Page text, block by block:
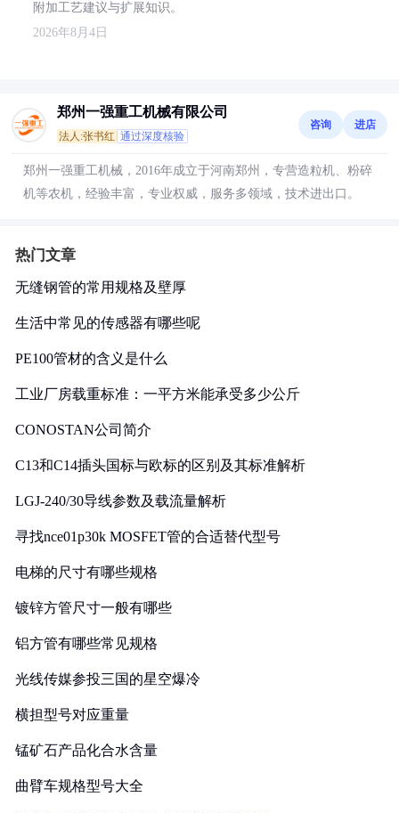
附加工艺建议与扩展知识。
2026年8月4日
郑州一强重工机械有限公司
法人:张书红 通过深度核验
咨询 进店
郑州一强重工机械，2016年成立于河南郑州，专营造粒机、粉碎
机等农机，经验丰富，专业权威，服务多领域，技术进出口。
热门文章
无缝钢管的常用规格及壁厚
生活中常见的传感器有哪些呢
PE100管材的含义是什么
工业厂房载重标准：一平方米能承受多少公斤
CONOSTAN公司简介
C13和C14插头国标与欧标的区别及其标准解析
LGJ-240/30导线参数及载流量解析
寻找nce01p30k MOSFET管的合适替代型号
电梯的尺寸有哪些规格
镀锌方管尺寸一般有哪些
铝方管有哪些常见规格
光线传媒参投三国的星空爆冷
横担型号对应重量
锰矿石产品化合水含量
曲臂车规格型号大全